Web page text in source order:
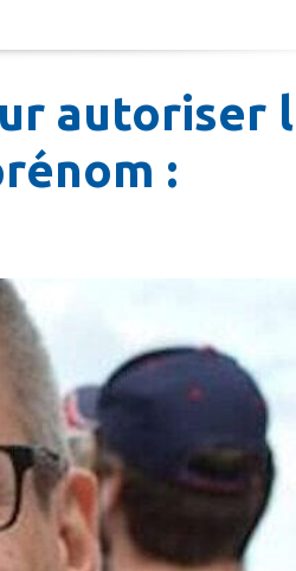
autoriser
: